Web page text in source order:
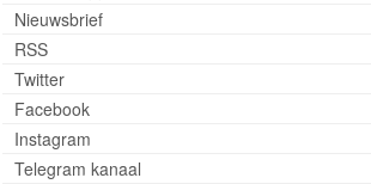
Nieuwsbrief
RSS
Twitter
Facebook
Instagram
Telegram kanaal